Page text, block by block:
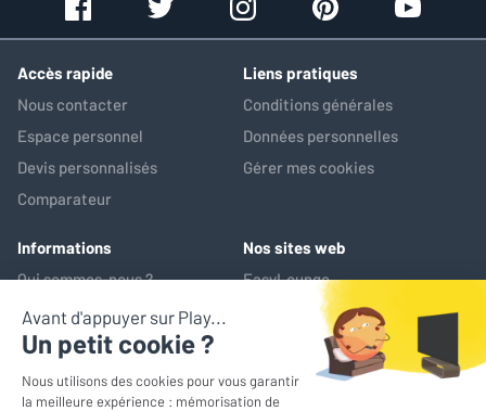
Accès rapide
Nous contacter
Espace personnel
Devis personnalisés
Comparateur
Liens pratiques
Conditions générales
Données personnelles
Gérer mes cookies
Informations
Qui sommes-nous ?
Nos services
Service après-vente
Nos sites web
EasyLounge
*Prix de référence : ce prix correspond au prix le plus bas pratiqué